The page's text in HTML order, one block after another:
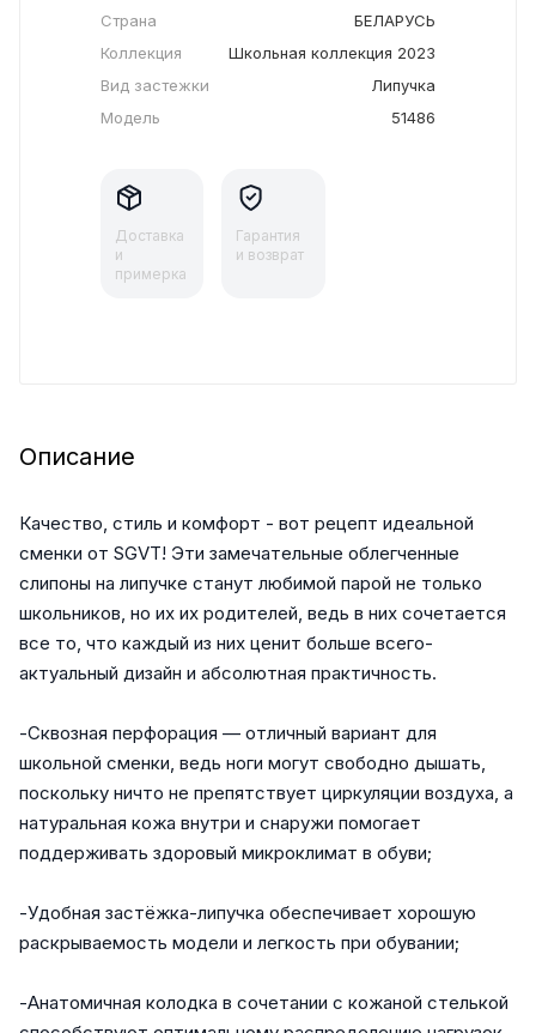
Страна
БЕЛАРУСЬ
Коллекция
Школьная коллекция 2023
Вид застежки
Липучка
Модель
51486
Доставка
и
примерка
Гарантия
и возврат
Описание
Качество, стиль и комфорт - вот рецепт идеальной
сменки от SGVT! Эти замечательные облегченные
слипоны на липучке станут любимой парой не только
школьников, но их их родителей, ведь в них сочетается
все то, что каждый из них ценит больше всего-
актуальный дизайн и абсолютная практичность.
-Сквозная перфорация — отличный вариант для
школьной сменки, ведь ноги могут свободно дышать,
поскольку ничто не препятствует циркуляции воздуха, а
натуральная кожа внутри и снаружи помогает
поддерживать здоровый микроклимат в обуви;
-Удобная застёжка-липучка обеспечивает хорошую
раскрываемость модели и легкость при обувании;
-Анатомичная колодка в сочетании с кожаной стелькой